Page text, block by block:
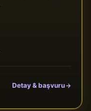
Detay & başvuru